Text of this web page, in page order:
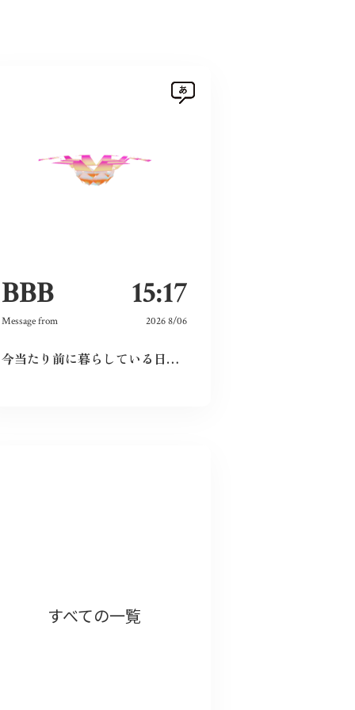
BBB 15:17
Message from 2026 8/06
今当たり前に暮らしている日々が特別なものに感じた。暗い気持ちになることなく、とても前向きにこれからの未来を精一杯生きて作りたいと感じました。
すべての一覧